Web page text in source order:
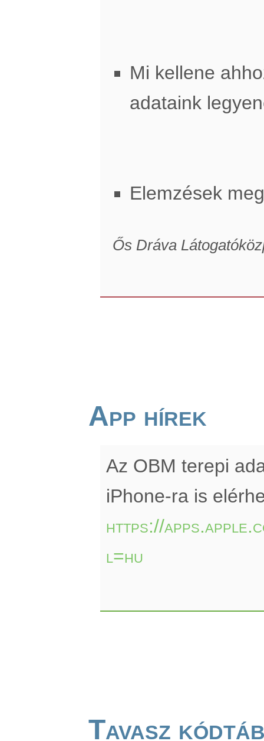
Mi kellene
adataink
Elemzések
Ős Dráva
App hírek
Az OBM terepi
iPhone-ra is
https://
l=hu
Tavasz